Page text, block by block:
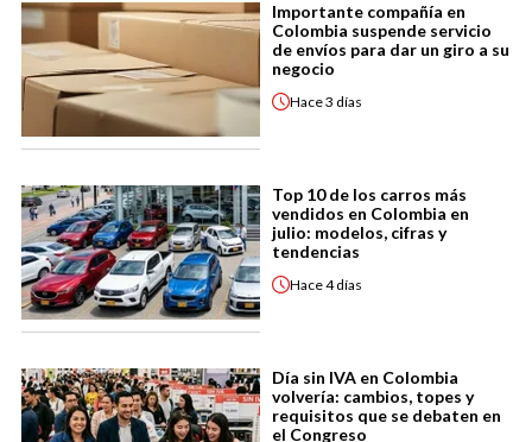
Importante compañía en
Colombia suspende servicio
de envíos para dar un giro a su
negocio
Hace3 días
Top 10 de los carros más
vendidos en Colombia en
julio: modelos, cifras y
tendencias
Hace4 días
Día sin IVA en Colombia
volvería: cambios, topes y
requisitos que se debaten en
el Congreso